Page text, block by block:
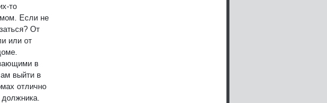
то
Если не
От
или от
в
выйти в
отлично